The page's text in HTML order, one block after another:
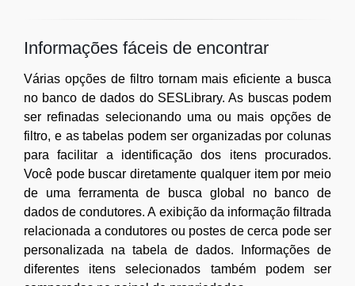
Informações fáceis de encontrar
Várias opções de filtro tornam mais eficiente a busca
no banco de dados do SESLibrary. As buscas podem
ser refinadas selecionando uma ou mais opções de
filtro, e as tabelas podem ser organizadas por colunas
para facilitar a identificação dos itens procurados.
Você pode buscar diretamente qualquer item por meio
de uma ferramenta de busca global no banco de
dados de condutores. A exibição da informação filtrada
relacionada a condutores ou postes de cerca pode ser
personalizada na tabela de dados. Informações de
diferentes itens selecionados também podem ser